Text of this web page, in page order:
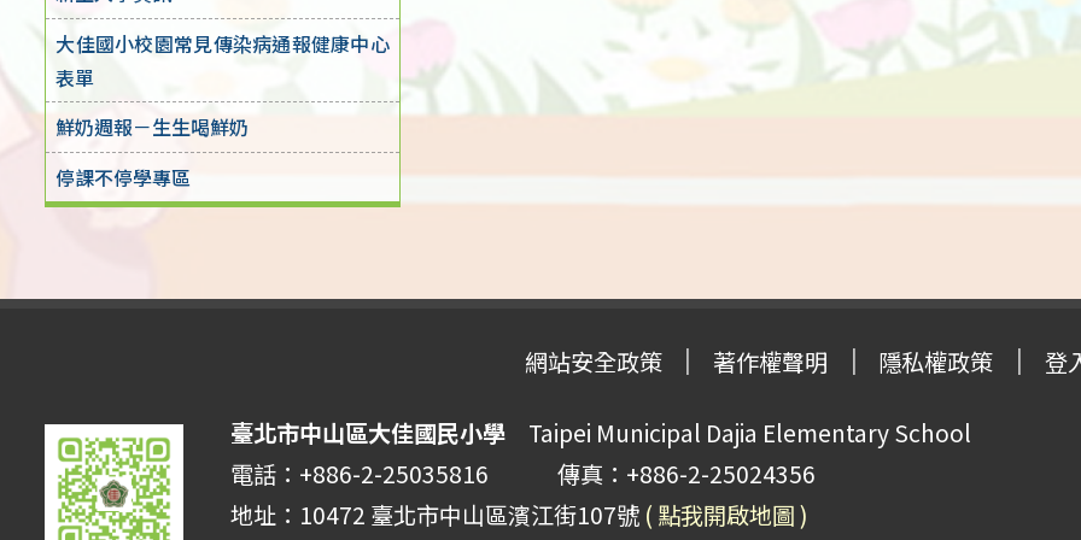
大佳國小校園常見傳染病通報健康中心
表單
鮮奶週報－生生喝鮮奶
停課不停學專區
網站安全政策 著作權聲明 隱私權政策 登
臺北市中山區大佳國民小學Taipei Municipal Dajia Elementary School
電話：+886-2-25035816 傳真：+886-2-25024356
地址：10472 臺北市中山區濱江街107號 ( 點我開啟地圖 )